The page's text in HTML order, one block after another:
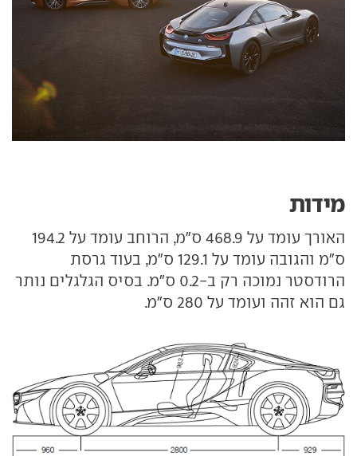
מידות
האורך עומד על 468.9 ס"מ, הרוחב עומד על 194.2
ס"מ והגובה עומד על 129.1 ס"מ, בעוד גרסת
הרודסטר נמוכה רק ב-0.2 ס"מ. בסיס הגלגלים נותר
גם הוא זהה ועומד על 280 ס"מ.